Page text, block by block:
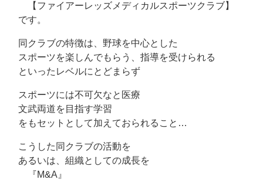
【ファイアーレッズメディカルスポーツクラブ】
です。
同クラブの特徴は、野球を中心とした
スポーツを楽しんでもらう、指導を受けられる
といったレベルにとどまらず
スポーツには不可欠なと医療
文武両道を目指す学習
をもセットとして加えておられること…
こうした同クラブの活動を
あるいは、組織としての成長を
『M&A』